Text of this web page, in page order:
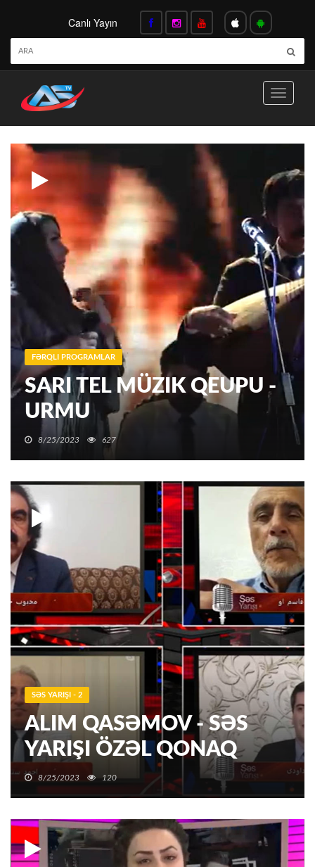
Canlı Yayın
Toggle
FƏRQLI PROGRAMLAR
SARI TEL MÜZIK QEUPU -
URMU
8/25/2023 627
SƏS YARIŞI - 2
ALIM QASƏMOV - SƏS
YARIŞI ÖZƏL QONAQ
8/25/2023 120